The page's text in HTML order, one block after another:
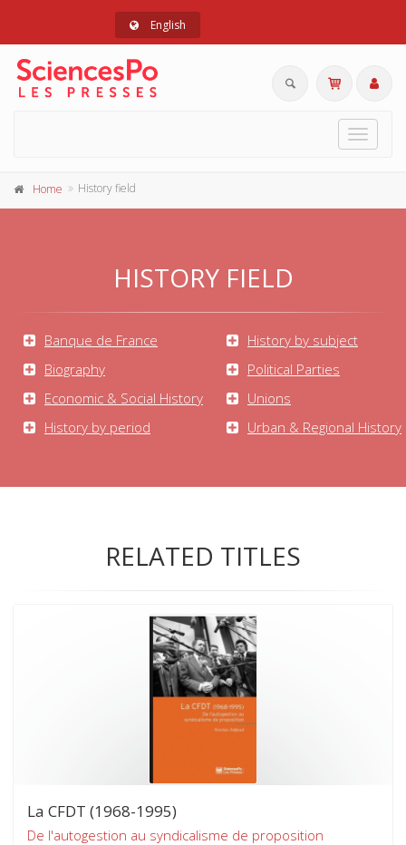
English
Toggle
Home History field
HISTORY FIELD
Banque de France
Biography
Economic & Social History
History by period
History by subject
Political Parties
Unions
Urban & Regional History
RELATED TITLES
La CFDT (1968-1995)
De l'autogestion au syndicalisme de proposition